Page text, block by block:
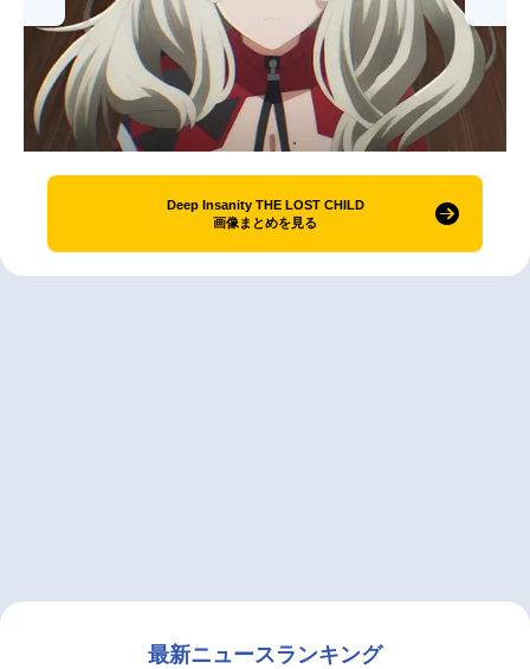
Deep Insanity THE LOST CHILD
画像まとめを見る
最新ニュースランキング